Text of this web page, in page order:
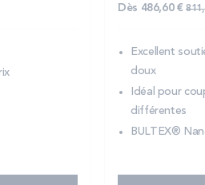
Dès 486,60 €
Excellent
doux
Idéal pour
différentes
BULTEX®